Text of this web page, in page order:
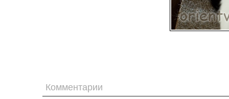
Комментарии